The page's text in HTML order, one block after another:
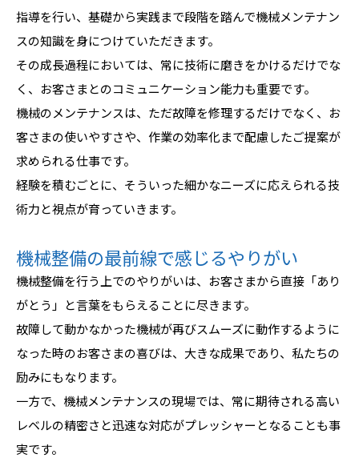
指導を行い、基礎から実践まで段階を踏んで機械メンテナン
スの知識を身につけていただきます。
その成長過程においては、常に技術に磨きをかけるだけでな
く、お客さまとのコミュニケーション能力も重要です。
機械のメンテナンスは、ただ故障を修理するだけでなく、お
客さまの使いやすさや、作業の効率化まで配慮したご提案が
求められる仕事です。
経験を積むごとに、そういった細かなニーズに応えられる技
術力と視点が育っていきます。
機械整備の最前線で感じるやりがい
機械整備を行う上でのやりがいは、お客さまから直接「あり
がとう」と言葉をもらえることに尽きます。
故障して動かなかった機械が再びスムーズに動作するように
なった時のお客さまの喜びは、大きな成果であり、私たちの
励みにもなります。
一方で、機械メンテナンスの現場では、常に期待される高い
レベルの精密さと迅速な対応がプレッシャーとなることも事
実です。